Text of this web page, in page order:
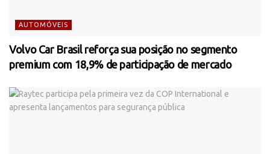
AUTOMÓVEIS
Volvo Car Brasil reforça sua posição no segmento
premium com 18,9% de participação de mercado